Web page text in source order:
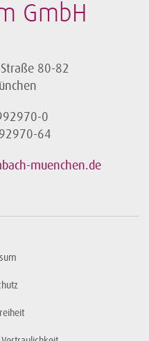
GmbH
80-82
0
64
muenchen.de